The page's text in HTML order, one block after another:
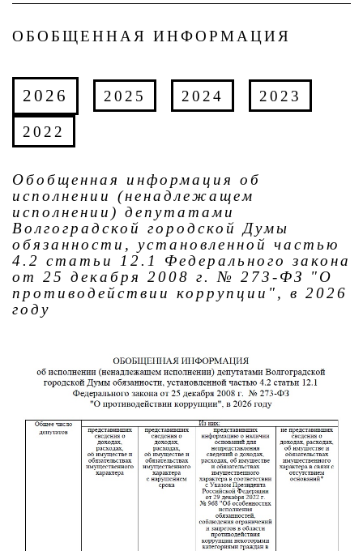
ОБОБЩЕННАЯ ИНФОРМАЦИЯ
2026 2025 2024 2023
2022
Обобщенная информация об
исполнении (ненадлежащем
исполнении) депутатами
Волгоградской городской Думы
обязанности, установленной частью
4.2 статьи 12.1 Федерального закона
от 25 декабря 2008 г. № 273-ФЗ "О
противодействии коррупции", в 2026
году